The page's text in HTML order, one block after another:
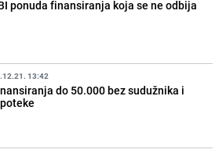
ponuda finansiranja koja se ne odbija
13:42
do 50.000 bez sudužnika i